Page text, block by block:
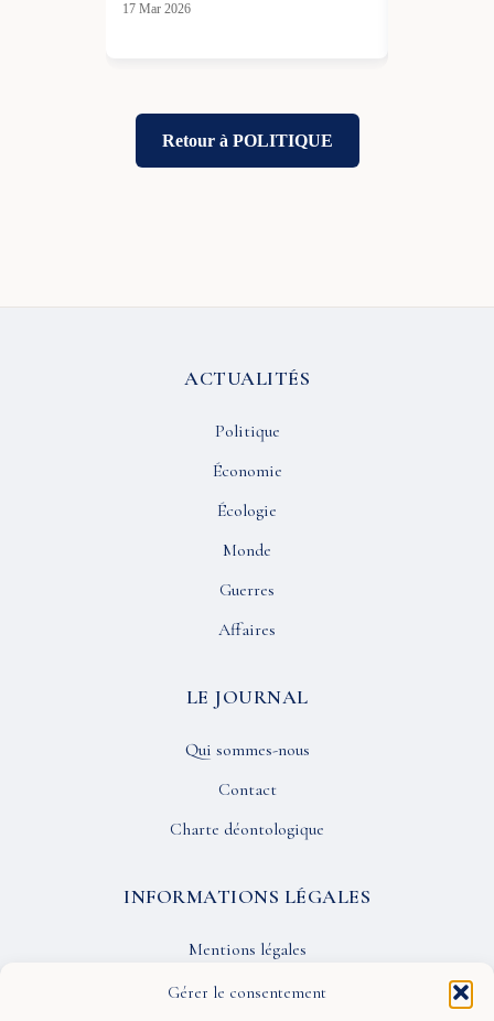
Gérer le consentement
17 Mar 2026
Retour à POLITIQUE
ACTUALITÉS
Politique
Économie
Écologie
Monde
Guerres
Affaires
LE JOURNAL
Qui sommes-nous
Contact
Charte déontologique
INFORMATIONS LÉGALES
Mentions légales
Confidentialité